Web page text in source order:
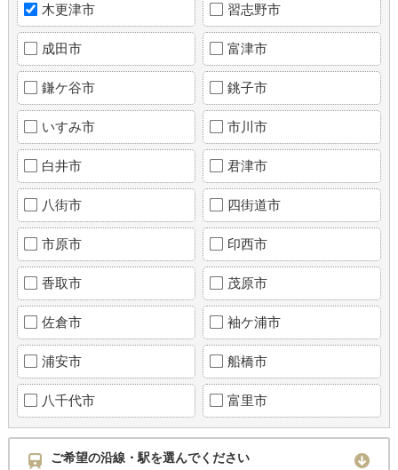
木更津市 習志野市
成田市 富津市
鎌ケ谷市 銚子市
いすみ市 市川市
白井市 君津市
八街市 四街道市
市原市 印西市
香取市 茂原市
佐倉市 袖ケ浦市
浦安市 船橋市
八千代市 富里市
ご希望の沿線・駅を選んでください